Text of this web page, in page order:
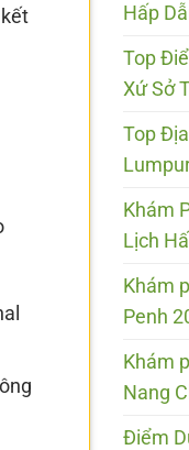
Hấp
Top
Xứ Sở
Top
Khám
Lịch
Khám
Penh
Khám
Nang
Điểm